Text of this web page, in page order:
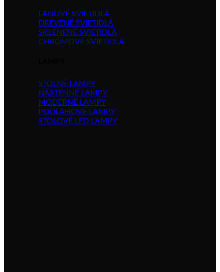
LANOVÉ SVIETIDLÁ
DREVENÉ SVIETIDLÁ
SKLENENÉ SVIETIDLÁ
CHRÓMOVÉ SVIETIDLÁ
STOLNÉ LAMPY
NÁSTENNÉ LAMPY
MODERNÉ LAMPY
PODLAHOVÉ LAMPY
STOLOVÉ LED LAMPY